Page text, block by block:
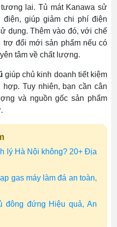
lai. Tủ mát Kanawa sử
điện, giúp giảm chi phí điện
dụng. Thêm vào đó, với chế
đổi mới sản phẩm nếu có
tâm về chất lượng.
giúp chủ kinh doanh tiết kiệm
Tuy nhiên, bạn cần cân
và nguồn gốc sản phẩm
lý Hà Nội không? 20+ Địa
gas máy làm đá an toàn,
đông đứng Hiệu quả, An